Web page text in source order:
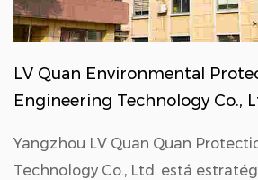
LV Quan Environmental
Engineering Technology Co.,
Yangzhou LV Quan Quan
Technology Co., Ltd. está